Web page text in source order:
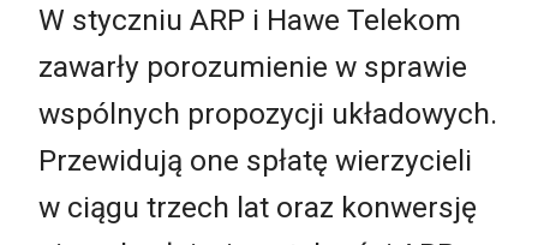
W styczniu ARP i Hawe Telekom
zawarły porozumienie w sprawie
wspólnych propozycji układowych.
Przewidują one spłatę wierzycieli
w ciągu trzech lat oraz konwersję